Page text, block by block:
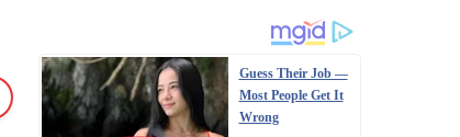
Guess Their Job —
Most People Get It
Wrong